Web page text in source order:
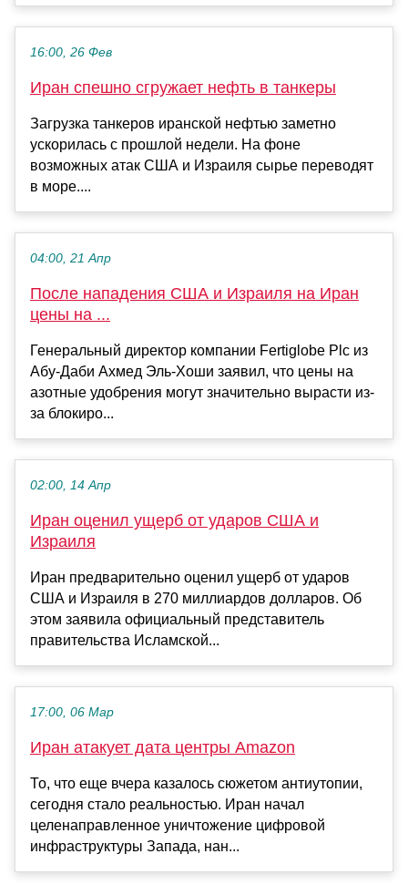
16:00, 26 Фев
Иран спешно сгружает нефть в танкеры
Загрузка танкеров иранской нефтью заметно
ускорилась с прошлой недели. На фоне
возможных атак США и Израиля сырье переводят
в море....
04:00, 21 Апр
После нападения США и Израиля на Иран
цены на ...
Генеральный директор компании Fertiglobe Plc из
Абу-Даби Ахмед Эль-Хоши заявил, что цены на
азотные удобрения могут значительно вырасти из-
за блокиро...
02:00, 14 Апр
Иран оценил ущерб от ударов США и
Израиля
Иран предварительно оценил ущерб от ударов
США и Израиля в 270 миллиардов долларов. Об
этом заявила официальный представитель
правительства Исламской...
17:00, 06 Мар
Иран атакует дата центры Amazon
То, что еще вчера казалось сюжетом антиутопии,
сегодня стало реальностью. Иран начал
целенаправленное уничтожение цифровой
инфраструктуры Запада, нан...